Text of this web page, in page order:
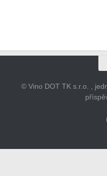
© Vino DOT TK s.r.o. ,